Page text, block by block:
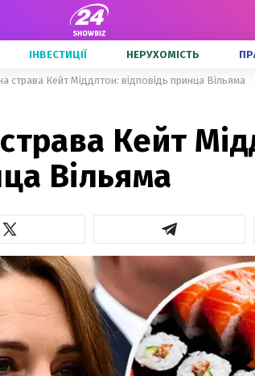
ІНВЕСТИЦІЇ НЕРУХОМІСТЬ
страва Кейт Міддлтон: відповідь принца Вільяма
Кейт
Вільяма